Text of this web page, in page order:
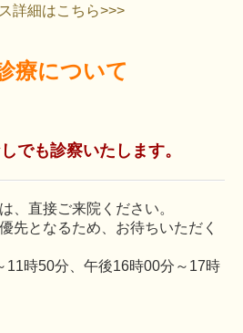
詳細はこちら>>>
療について
でも診察いたします。
、直接ご来院ください。
先となるため、お待ちいただく
11時50分、午後16時00分～17時